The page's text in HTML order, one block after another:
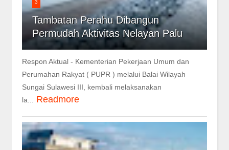
3
Tambatan Perahu Dibangun
Permudah Aktivitas Nelayan Palu
Respon Aktual - Kementerian Pekerjaan Umum dan
Perumahan Rakyat ( PUPR ) melalui Balai Wilayah
Sungai Sulawesi III, kembali melaksanakan
la...
Readmore